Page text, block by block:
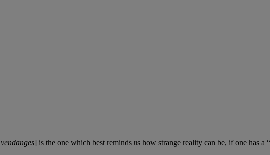
] is the one which best reminds us how strange reality can be, if one has a